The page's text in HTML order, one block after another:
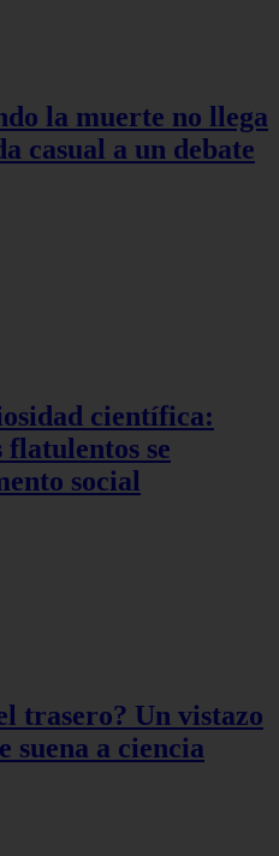
la muerte no llega
casual a un debate
científica:
flatulentos se
social
trasero? Un vistazo
suena a ciencia